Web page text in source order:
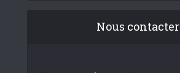
Nous contacter